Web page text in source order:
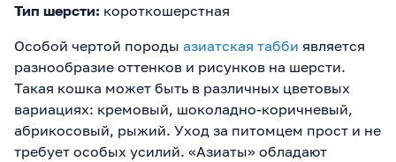
Тип шерсти: короткошерстная
Особой чертой породы азиатская табби является
разнообразие оттенков и рисунков на шерсти.
Такая кошка может быть в различных цветовых
вариациях: кремовый, шоколадно-коричневый,
абрикосовый, рыжий. Уход за питомцем прост и не
требует особых усилий. «Азиаты» обладают